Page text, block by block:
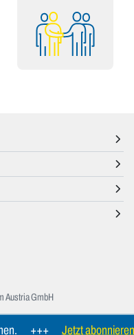
Austria GmbH
+++ Jetzt abonnieren